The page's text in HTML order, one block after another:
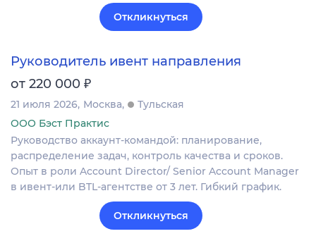
Откликнуться
Руководитель ивент направления
от 220 000 ₽
21 июля 2026 Москва
Тульская
ООО Бэст Практис
Руководство аккаунт-командой: планирование,
распределение задач, контроль качества и сроков.
Опыт в роли Account Director/ Senior Account Manager
в ивент-или BTL-агентстве от 3 лет. Гибкий график.
Откликнуться